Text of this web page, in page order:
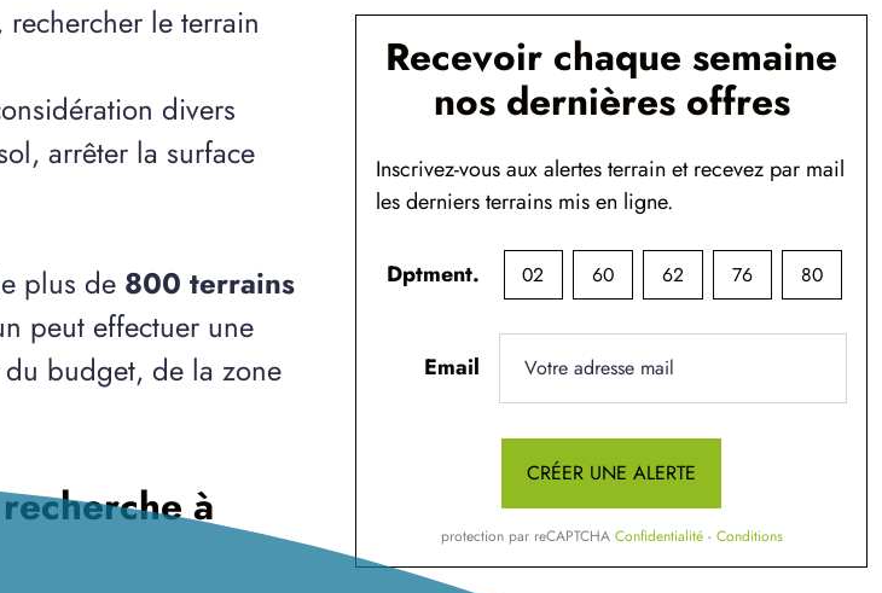
rechercher le terrain
divers
arrêter la surface
plus de 800 terrains
peut effectuer une
budget, de la zone
à
Recevoir chaque semaine
nos dernières offres
Inscrivez-vous aux alertes terrain et recevez par mail
les derniers terrains mis en ligne.
Dptment. 02 60 62 76 80
Email
CRÉER UNE ALERTE
protection par reCAPTCHA Confidentialité - Conditions